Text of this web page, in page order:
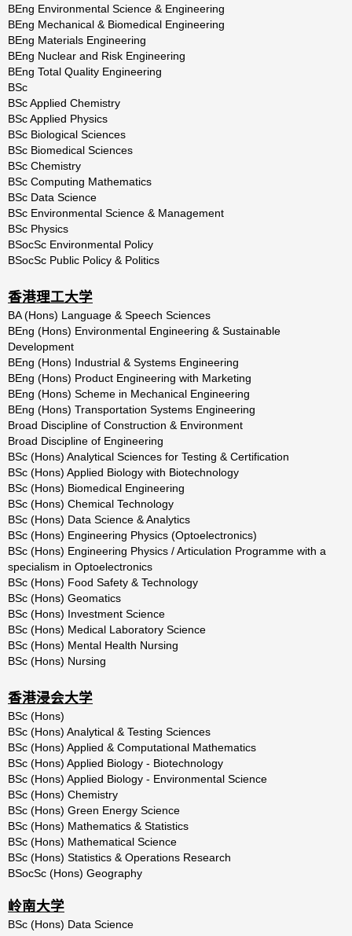
BEng Environmental Science & Engineering
BEng Mechanical & Biomedical Engineering
BEng Materials Engineering
BEng Nuclear and Risk Engineering
BEng Total Quality Engineering
BSc
BSc Applied Chemistry
BSc Applied Physics
BSc Biological Sciences
BSc Biomedical Sciences
BSc Chemistry
BSc Computing Mathematics
BSc Data Science
BSc Environmental Science & Management
BSc Physics
BSocSc Environmental Policy
BSocSc Public Policy & Politics
香港理工大学
BA (Hons) Language & Speech Sciences
BEng (Hons) Environmental Engineering & Sustainable
Development
BEng (Hons) Industrial & Systems Engineering
BEng (Hons) Product Engineering with Marketing
BEng (Hons) Scheme in Mechanical Engineering
BEng (Hons) Transportation Systems Engineering
Broad Discipline of Construction & Environment
Broad Discipline of Engineering
BSc (Hons) Analytical Sciences for Testing & Certification
BSc (Hons) Applied Biology with Biotechnology
BSc (Hons) Biomedical Engineering
BSc (Hons) Chemical Technology
BSc (Hons) Data Science & Analytics
BSc (Hons) Engineering Physics (Optoelectronics)
BSc (Hons) Engineering Physics /Articulation Programme with a
specialism in Optoelectronics
BSc (Hons) Food Safety & Technology
BSc (Hons) Geomatics
BSc (Hons) Investment Science
BSc (Hons) Medical Laboratory Science
BSc (Hons) Mental Health Nursing
BSc (Hons) Nursing
香港浸会大学
BSc (Hons)
BSc (Hons) Analytical & Testing Sciences
BSc (Hons) Applied & Computational Mathematics
BSc (Hons) Applied Biology - Biotechnology
BSc (Hons) Applied Biology - Environmental Science
BSc (Hons) Chemistry
BSc (Hons) Green Energy Science
BSc (Hons) Mathematics & Statistics
BSc (Hons) Mathematical Science
BSc (Hons) Statistics & Operations Research
BSocSc (Hons) Geography
岭南大学
BSc (Hons) Data Science